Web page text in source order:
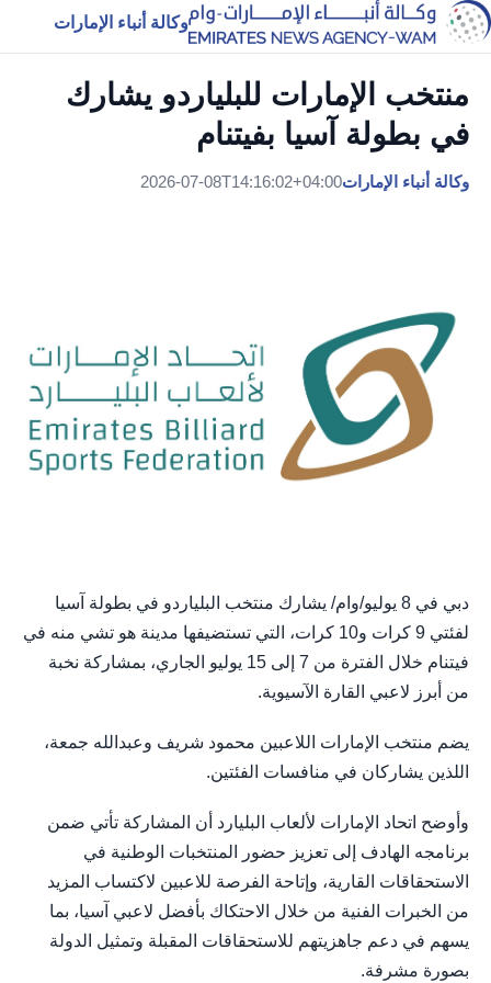
وكالة أنباء الإمارات
منتخب الإمارات للبلياردو يشارك
في بطولة آسيا بفيتنام
وكالة أنباء الإمارات2026-07-08T14:16:02+04:00
دبي في 8 يوليو/وام/ يشارك منتخب البلياردو في بطولة آسيا
لفئتي 9 كرات و10 كرات، التي تستضيفها مدينة هو تشي منه في
فيتنام خلال الفترة من 7 إلى 15 يوليو الجاري، بمشاركة نخبة
من أبرز لاعبي القارة الآسيوية.
يضم منتخب الإمارات اللاعبين محمود شريف وعبدالله جمعة،
اللذين يشاركان في منافسات الفئتين.
وأوضح اتحاد الإمارات لألعاب البليارد أن المشاركة تأتي ضمن
برنامجه الهادف إلى تعزيز حضور المنتخبات الوطنية في
الاستحقاقات القارية، وإتاحة الفرصة للاعبين لاكتساب المزيد
من الخبرات الفنية من خلال الاحتكاك بأفضل لاعبي آسيا، بما
يسهم في دعم جاهزيتهم للاستحقاقات المقبلة وتمثيل الدولة
بصورة مشرفة.